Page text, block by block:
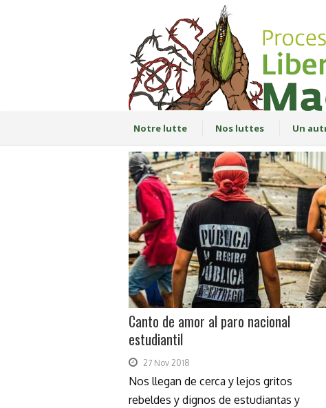
Notre lutte Nos luttes Un
Canto de amor al paro nacional
estudiantil
27 Nov 2018
Nos llegan de cerca y lejos gritos
rebeldes y dignos de estudiantas y